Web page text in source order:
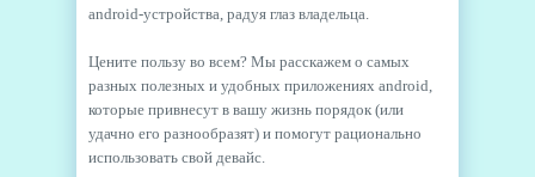
android-устройства, радуя глаз владельца.
Цените пользу во всем? Мы расскажем о самых
разных полезных и удобных приложениях android,
которые привнесут в вашу жизнь порядок (или
удачно его разнообразят) и помогут рационально
использовать свой девайс.